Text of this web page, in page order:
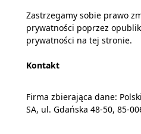
Zastrzegamy sobie prawo
prywatności poprzez
prywatności na tej stronie.
Kontakt
Firma zbierająca dane:
SA, ul. Gdańska 48-50, 85-